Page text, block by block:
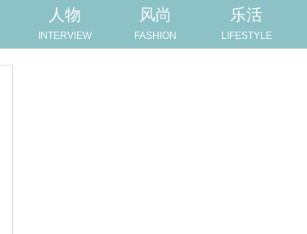
人物
INTERVIEW
风尚
FASHION
乐活
LIFESTYLE